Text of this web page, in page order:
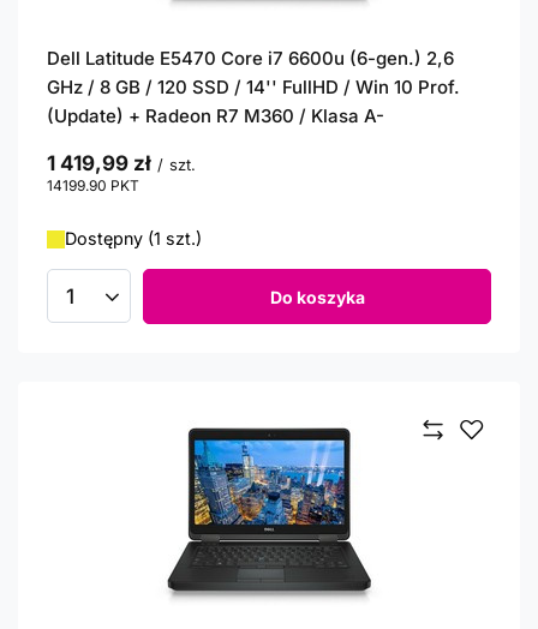
Dell Latitude E5470 Core i7 6600u (6-gen.) 2,6
GHz / 8 GB / 120 SSD / 14'' FullHD / Win 10 Prof.
(Update) + Radeon R7 M360 / Klasa A-
1 419,99 zł / szt.
14199.90 PKT
Dostępny (1 szt.)
Ilość produktów Do koszyka